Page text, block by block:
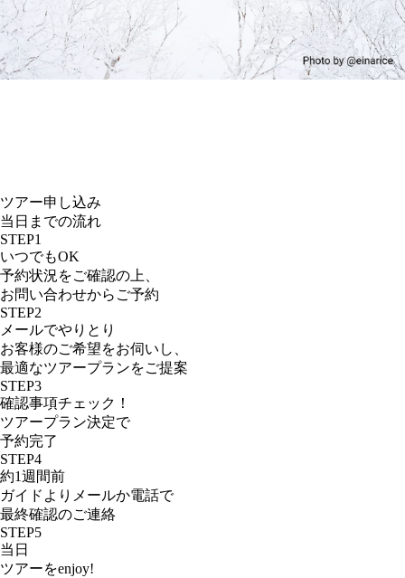
ツアー申し込み
当日までの流れ
STEP1
いつでもOK
予約状況をご確認の上、
お問い合わせからご予約
STEP2
メールでやりとり
お客様のご希望をお伺いし、
最適なツアープランをご提案
STEP3
確認事項チェック！
ツアープラン決定で
予約完了
STEP4
約1週間前
ガイドよりメールか電話で
最終確認のご連絡
STEP5
当日
ツアーをenjoy!